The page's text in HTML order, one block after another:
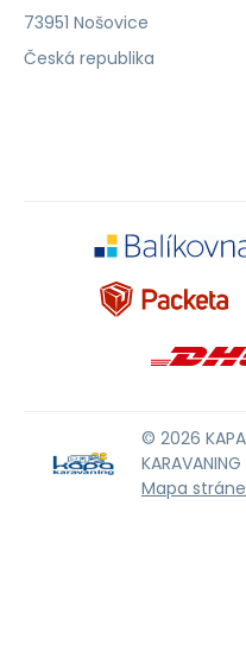
73951 Nošovice
Česká republika
© 2026
KARAVANING
Mapa